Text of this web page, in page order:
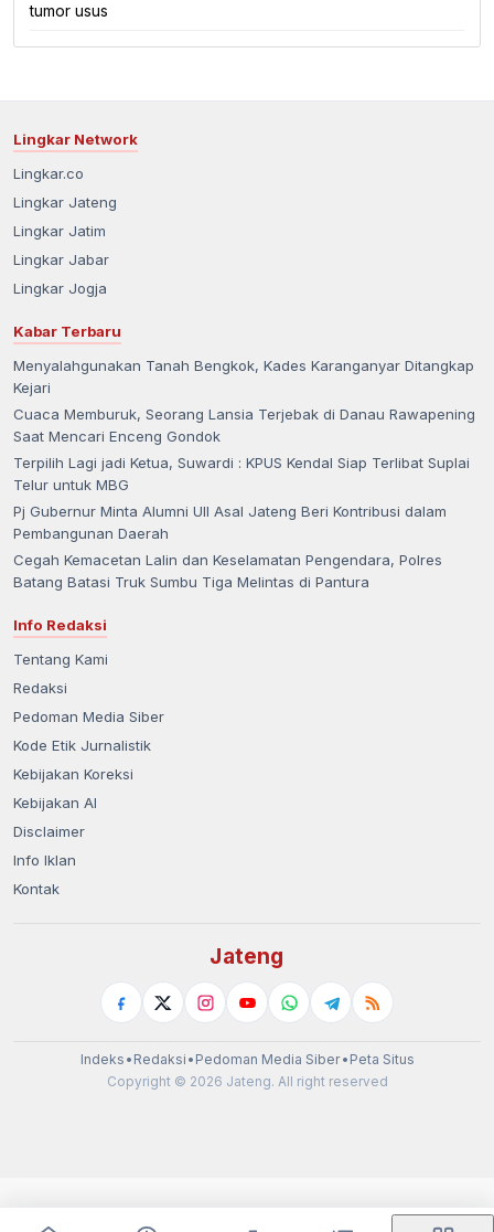
tumor usus
Lingkar Network
Lingkar.co
Lingkar Jateng
Lingkar Jatim
Lingkar Jabar
Lingkar Jogja
Kabar Terbaru
Menyalahgunakan Tanah Bengkok, Kades Karanganyar Ditangkap
Kejari
Cuaca Memburuk, Seorang Lansia Terjebak di Danau Rawapening
Saat Mencari Enceng Gondok
Terpilih Lagi jadi Ketua, Suwardi : KPUS Kendal Siap Terlibat Suplai
Telur untuk MBG
Pj Gubernur Minta Alumni UII Asal Jateng Beri Kontribusi dalam
Pembangunan Daerah
Cegah Kemacetan Lalin dan Keselamatan Pengendara, Polres
Batang Batasi Truk Sumbu Tiga Melintas di Pantura
Info Redaksi
Tentang Kami
Redaksi
Pedoman Media Siber
Kode Etik Jurnalistik
Kebijakan Koreksi
Kebijakan AI
Disclaimer
Info Iklan
Kontak
Jateng
Indeks • Redaksi • Pedoman Media Siber• Peta Situs
Copyright © 2026 Jateng. All right reserved